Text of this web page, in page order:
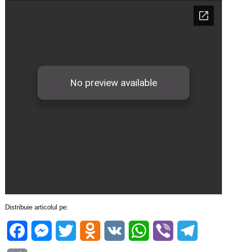
Distribuie articolul pe:
FacebookMessenger
Twitter Odnoklassniki
VK WhatsApp
Viber